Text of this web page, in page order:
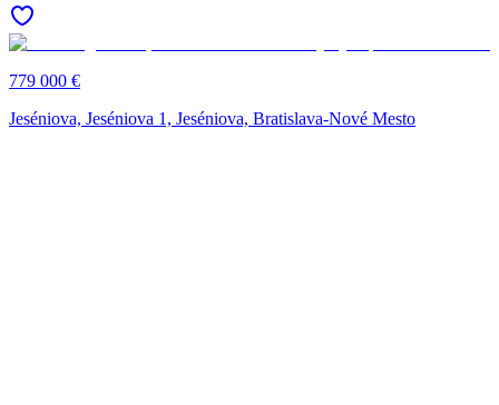
779 000 €
Jeséniova, Jeséniova 1, Jeséniova, Bratislava-Nové Mesto